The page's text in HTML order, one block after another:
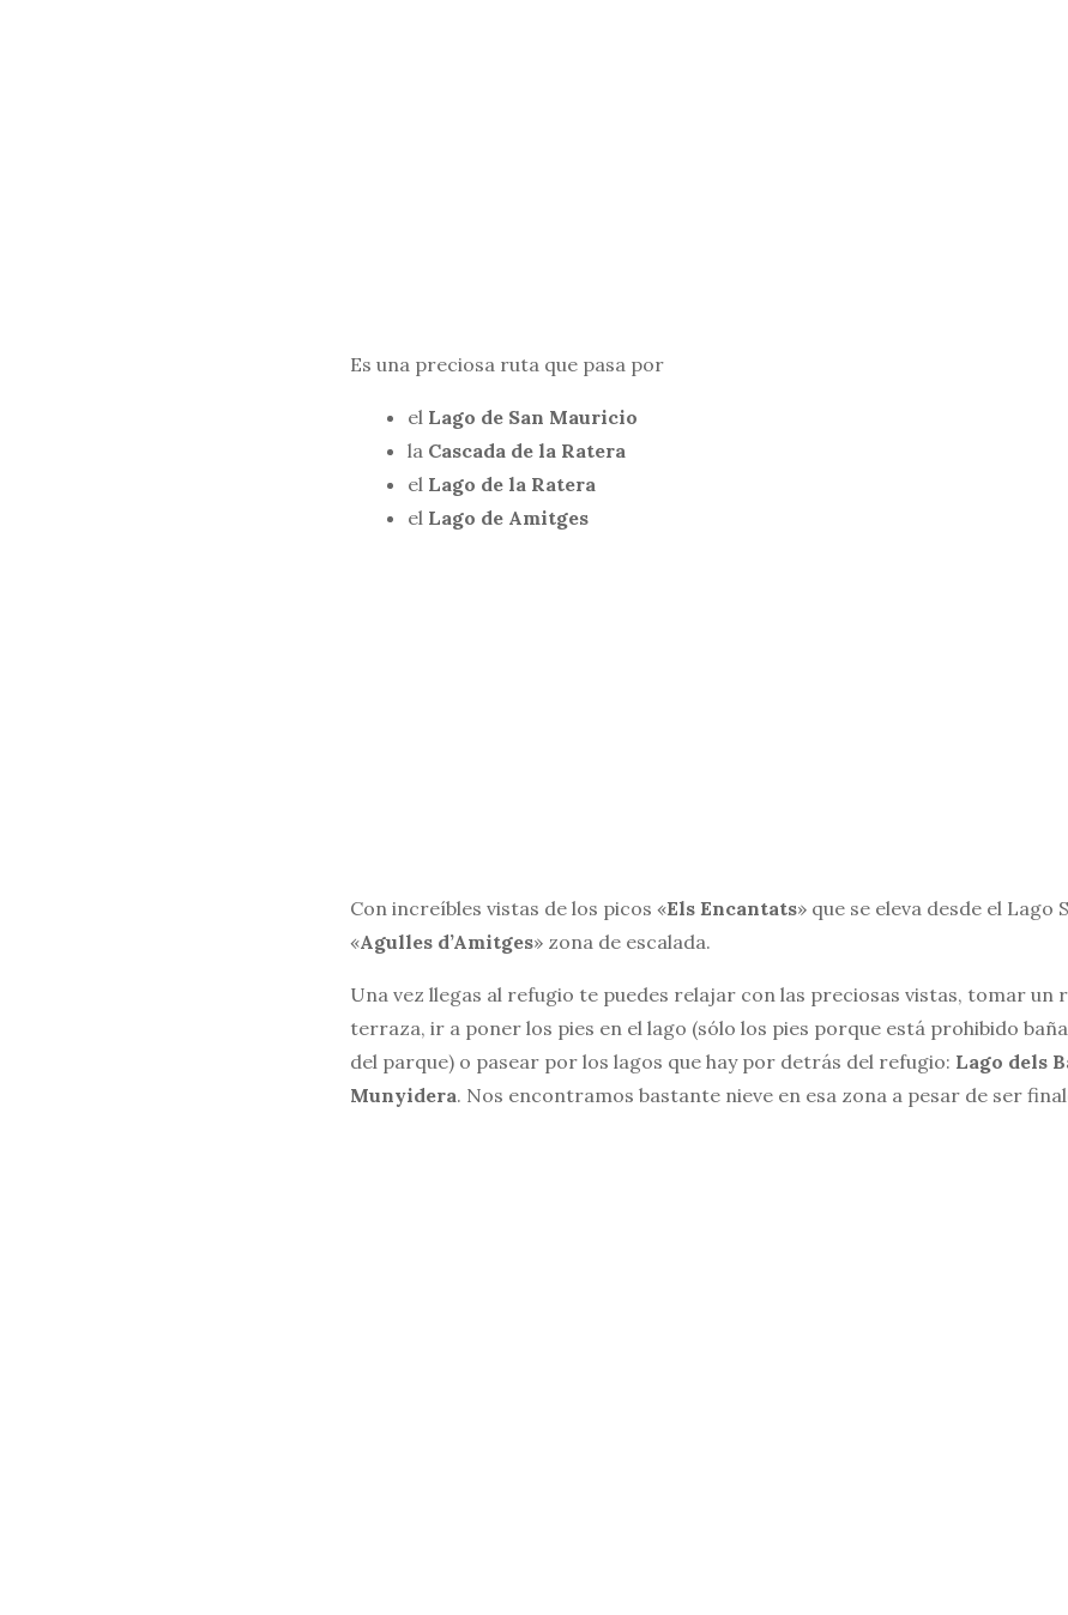
Es una preciosa ruta que pasa por
el Lago de San Mauricio
la Cascada de la Ratera
el Lago de la Ratera
el Lago de Amitges
Con increíbles vistas de los picos «Els Encantats» que se eleva desde el Lago
«Agulles d’Amitges» zona de escalada.
Una vez llegas al refugio te puedes relajar con las preciosas vistas, tomar un
terraza, ir a poner los pies en el lago (sólo los pies porque está prohibido
del parque) o pasear por los lagos que hay por detrás del refugio: Lago dels
Munyidera. Nos encontramos bastante nieve en esa zona a pesar de ser